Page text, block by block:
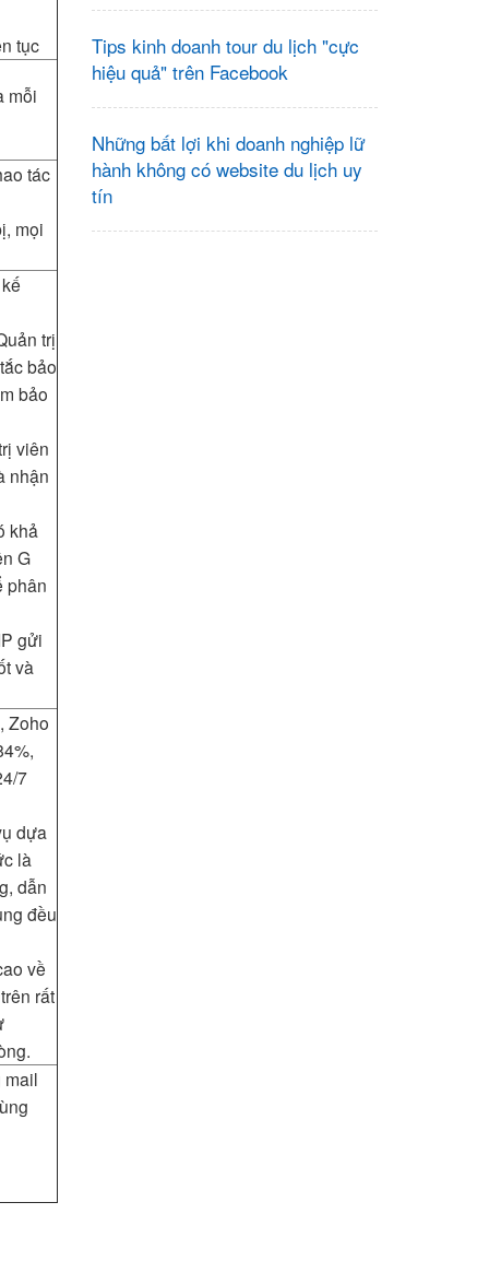
tục
mỗi
tác
mọi
trị
bảo
bảo
viên
nhận
khả
G
phân
gửi
và
Zoho
7
dựa
là
dẫn
đều
về
rất
mail
Tips kinh doanh tour du lịch "cực
hiệu quả" trên Facebook
Những bất lợi khi doanh nghiệp lữ
hành không có website du lịch uy
tín